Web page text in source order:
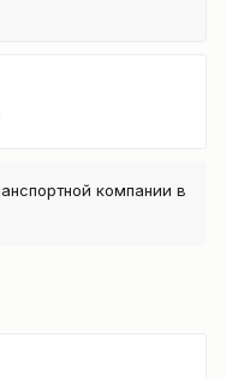
компании в